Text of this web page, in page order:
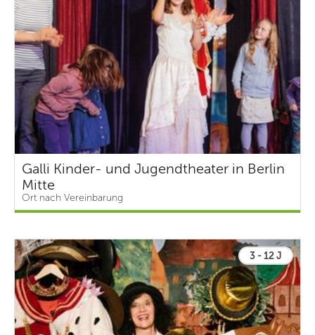
Galli Kinder- und Jugendtheater in Berlin
Mitte
Ort nach Vereinbarung
3 - 12 J